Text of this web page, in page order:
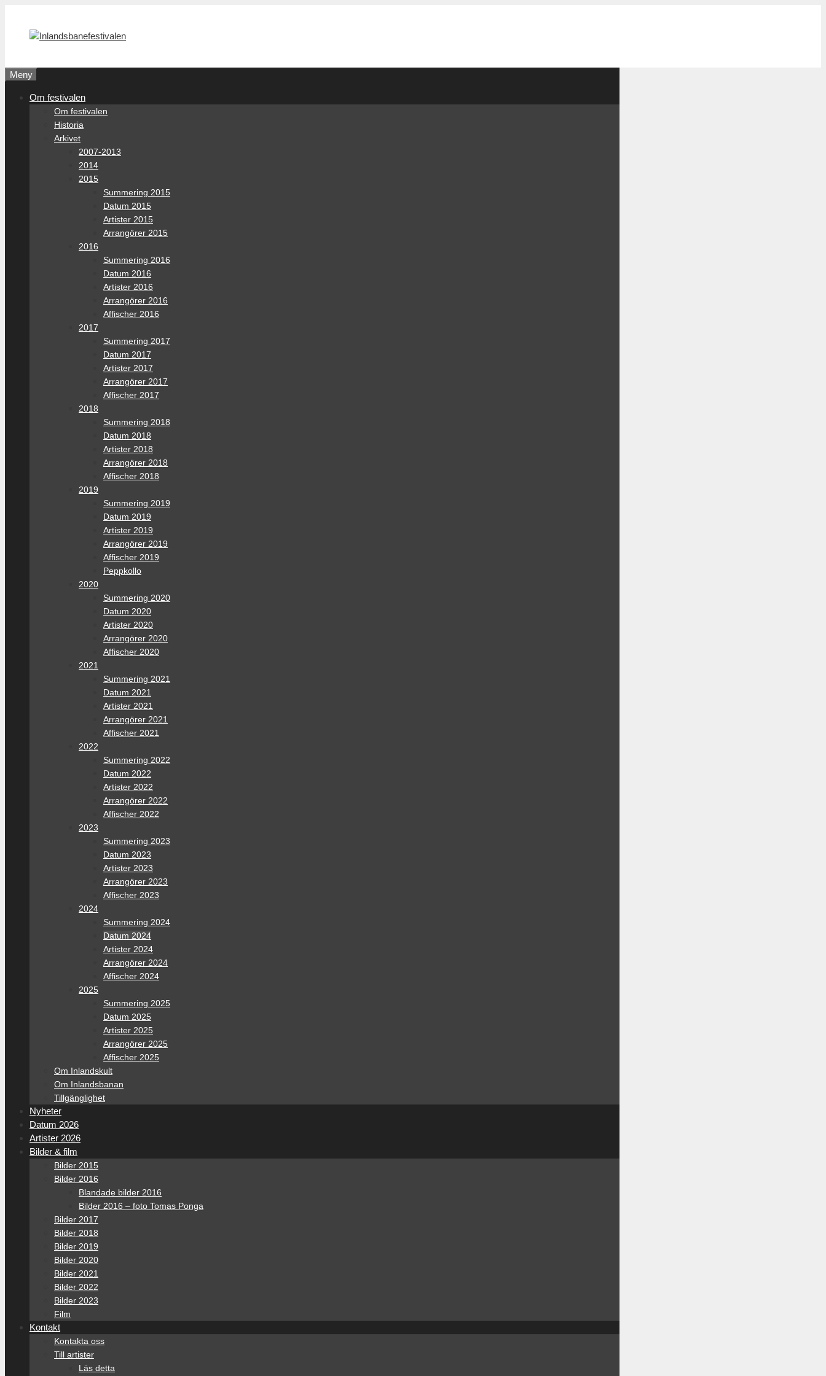
innehåll
Meny
Om festivalen
Om festivalen
Historia
Arkivet
2007-2013
2014
2015
Summering 2015
Datum 2015
Artister 2015
Arrangörer 2015
2016
Summering 2016
Datum 2016
Artister 2016
Arrangörer 2016
Affischer 2016
2017
Summering 2017
Datum 2017
Artister 2017
Arrangörer 2017
Affischer 2017
2018
Summering 2018
Datum 2018
Artister 2018
Arrangörer 2018
Affischer 2018
2019
Summering 2019
Datum 2019
Artister 2019
Arrangörer 2019
Affischer 2019
Peppkollo
2020
Summering 2020
Datum 2020
Artister 2020
Arrangörer 2020
Affischer 2020
2021
Summering 2021
Datum 2021
Artister 2021
Arrangörer 2021
Affischer 2021
2022
Summering 2022
Datum 2022
Artister 2022
Arrangörer 2022
Affischer 2022
2023
Summering 2023
Datum 2023
Artister 2023
Arrangörer 2023
Affischer 2023
2024
Summering 2024
Datum 2024
Artister 2024
Arrangörer 2024
Affischer 2024
2025
Summering 2025
Datum 2025
Artister 2025
Arrangörer 2025
Affischer 2025
Om Inlandskult
Om Inlandsbanan
Tillgänglighet
Nyheter
Datum 2026
Artister 2026
Bilder & film
Bilder 2015
Bilder 2016
Blandade bilder 2016
Bilder 2016 – foto Tomas Ponga
Bilder 2017
Bilder 2018
Bilder 2019
Bilder 2020
Bilder 2021
Bilder 2022
Bilder 2023
Film
Kontakt
Kontakta oss
Till artister
Läs detta